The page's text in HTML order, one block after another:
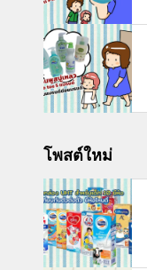
โพสต์ใหม่